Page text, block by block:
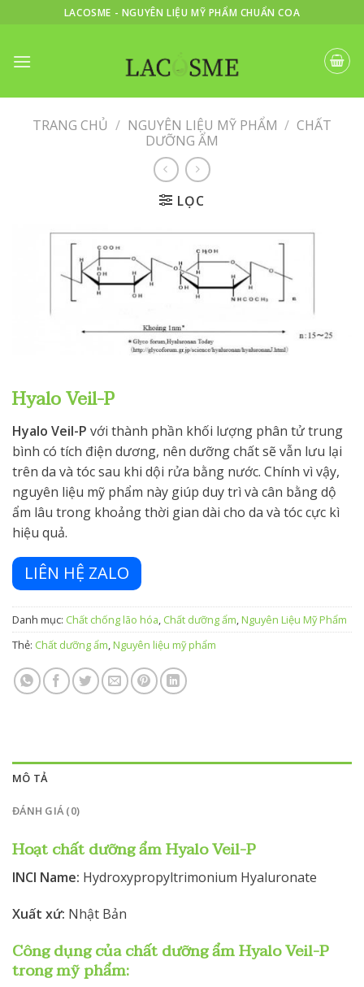
LACOSME - NGUYÊN LIỆU MỸ PHẨM CHUẨN COA
TRANG CHỦ / NGUYÊN LIỆU MỸ PHẨM / CHẤT
DƯỠNG ẨM
LỌC
Hyalo Veil-P
Hyalo Veil-P với thành phần khối lượng phân tử trung
bình có tích điện dương, nên dưỡng chất sẽ vẫn lưu lại
trên da và tóc sau khi dội rửa bằng nước. Chính vì vậy,
nguyên liệu mỹ phẩm này giúp duy trì và cân bằng dộ
ẩm lâu trong khoảng thời gian dài cho da và tóc cực kì
hiệu quả.
LIÊN HỆ ZALO
Danh mục: Chất chống lão hóa, Chất dưỡng ẩm,Nguyên Liệu Mỹ Phẩm
Thẻ: Chất dưỡng ẩm,Nguyên liệu mỹ phẩm
MÔ TẢ
ĐÁNH GIÁ (0)
Hoạt chất dưỡng ẩm Hyalo Veil-P
INCI Name: Hydroxypropyltrimonium Hyaluronate
Xuất xứ: Nhật Bản
Công dụng của chất dưỡng ẩm Hyalo Veil-P
trong mỹ phẩm: